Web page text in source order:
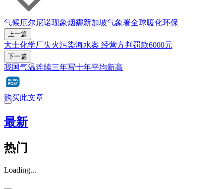
气候厄尔尼诺现象烟霾新加坡气象署全球暖化环保
上一篇
大士化学厂失火污染海水案 经营方判罚款6000元
下一篇
我国气温连续三年写十年平均新高
购买此文章
最新
热门
Loading...